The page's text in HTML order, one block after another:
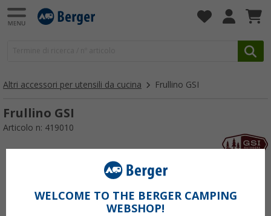
Altri accessori per utensili da cucina Frullino GSI
Frullino GSI
Articolo n: 419010
WELCOME TO THE BERGER CAMPING
WEBSHOP!